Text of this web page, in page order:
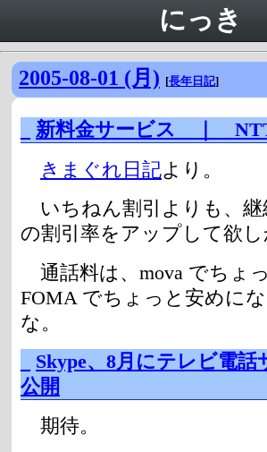
にっき
2005-08-01 (月) [長年日記]
新料金サービス ｜
きまぐれ日記より。
いちねん割引よりも、継
の割引率をアップして欲し
通話料は、mova でちょ
FOMA でちょっと安めに
な。
Skype、8月にテレビ電話
公開
期待。